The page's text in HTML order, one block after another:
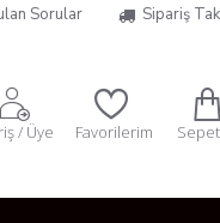
Sorular Sipariş
/ Üye Favorilerim